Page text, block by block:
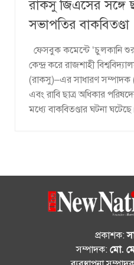
রাকসু জিএসের সঙ্গে
সভাপতির বাকবিতণ্ডা
ফেসবুক কমেন্টে ‘চুলকানি
কেন্দ্র করে রাজশাহী
(রাকসু)–এর সাধারণ সম্পাদক
এবং রাবি ছাত্র অধিকার
মধ্যে বাকবিতণ্ডার ঘটনা
প্রকাশক:
সম্পাদক: মো.